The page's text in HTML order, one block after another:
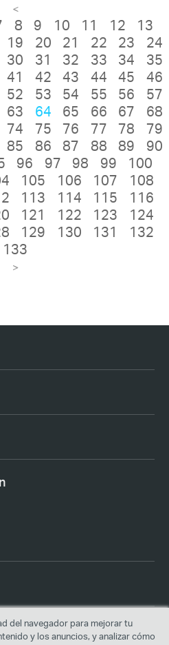
<
8 9 10 11 12
13
19 20 21 22 23
24
30 31 32 33 34
35
41 42 43 44 45
46
52 53 54 55 56
57
63 64 65 66 67
68
74 75 76 77 78
79
85 86 87 88 89
90
96 97 98 99
100
105 106 107
108
113 114 115
116
121 122 123
124
129 130 131
132
133
>
del navegador para mejorar tu
y los anuncios, y analizar cómo